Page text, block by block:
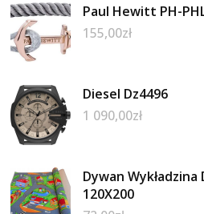
Paul Hewitt PH-
155,00zł
Diesel Dz4496
1 090,00zł
Dywan
120X200